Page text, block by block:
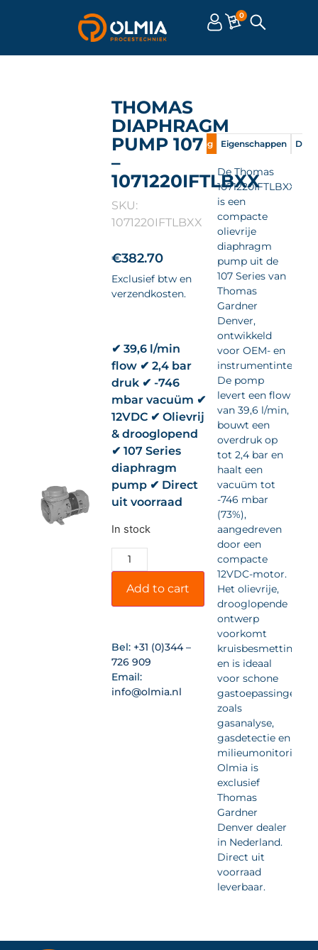
0
THOMAS
DIAPHRAGM
PUMP 107
–
1071220IFTLBXX
SKU:
1071220IFTLBXX
€382.70
Exclusief btw en
verzendkosten.
✔ 39,6 l/min
flow ✔ 2,4 bar
druk ✔ -746
mbar vacuüm ✔
12VDC ✔ Olievrij
& drooglopend
✔ 107 Series
diaphragm
pump ✔ Direct
uit voorraad
In stock
Add to cart
Bel: +31 (0)344 –
726 909
Email:
info@olmia.nl
Omschrijving Eigenschappen
De Thomas
1071220IFTLBXX
is een
compacte
olievrije
diaphragm
pump uit de
107 Series van
Thomas
Gardner
Denver,
ontwikkeld
voor OEM- en
De pomp
levert een flow
van 39,6 l/min,
bouwt een
overdruk op
tot 2,4 bar en
haalt een
vacuüm tot
-746 mbar
(73%),
aangedreven
door een
compacte
12VDC-motor.
Het olievrije,
drooglopende
ontwerp
voorkomt
kruisbesmetting
en is ideaal
voor schone
gastoepassingen
zoals
gasanalyse,
gasdetectie en
milieumonitoring.
Olmia is
exclusief
Thomas
Gardner
Denver dealer
in Nederland.
Direct uit
voorraad
leverbaar.